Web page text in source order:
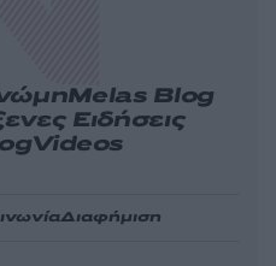
Melas Blog
Ειδήσεις
Videos
Διαφήμιση